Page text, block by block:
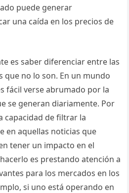
puede generar
una caída en los precios de
es saber diferenciar entre las
que no lo son. En un mundo
fácil verse abrumado por la
se generan diariamente. Por
capacidad de filtrar la
en aquellas noticias que
tener un impacto en el
es prestando atención a
para los mercados en los
si uno está operando en